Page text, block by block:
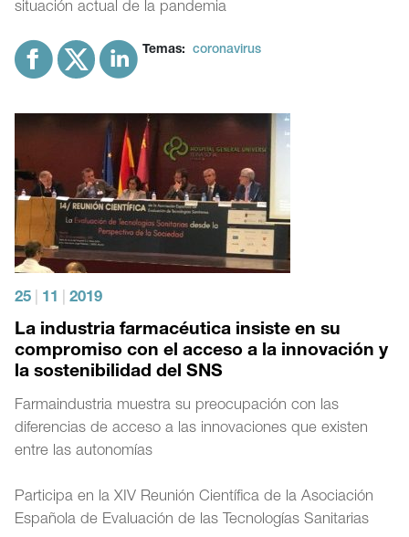
situación actual de la pandemia
Temas: coronavirus
25 11 2019
La industria farmacéutica insiste en su
compromiso con el acceso a la innovación y
la sostenibilidad del SNS
Farmaindustria muestra su preocupación con las
diferencias de acceso a las innovaciones que existen
entre las autonomías
Participa en la XIV Reunión Científica de la Asociación
Española de Evaluación de las Tecnologías Sanitarias